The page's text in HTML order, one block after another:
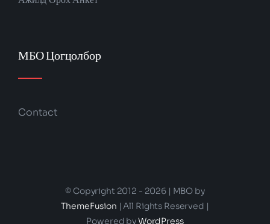
МБО Цогцолбор
Contact
© Copyright 2012 - 2026 | MBO by
ThemeFusion | All Rights Reserved |
Powered byWordPress